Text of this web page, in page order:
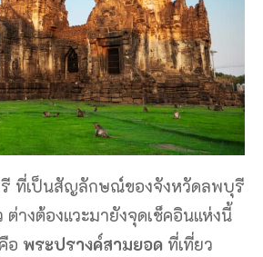
ที่เป็นสัญลักษณ์ของจังหวัดลพบุรี
ต่างต้องแวะมายังจุดเช็คอินแห่งนี้
อ พระปรางค์สามยอด ที่เที่ยว